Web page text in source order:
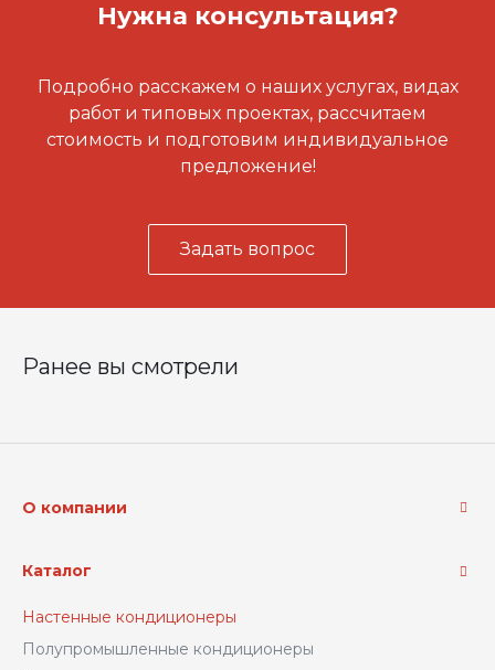
Нужна консультация?
Подробно расскажем о наших услугах, видах
работ и типовых проектах, рассчитаем
стоимость и подготовим индивидуальное
предложение!
Задать вопрос
Ранее вы смотрели
О компании
Каталог
Настенные кондиционеры
Полупромышленные кондиционеры